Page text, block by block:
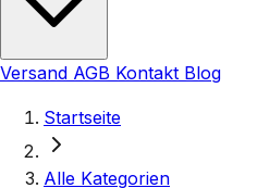
Versand AGB Kontakt Blog
Startseite
Alle Kategorien